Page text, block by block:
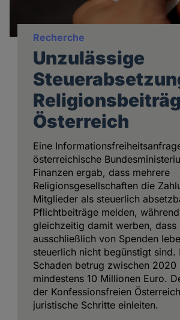
Recherche
Unzulässige
Österreich
Eine
österreichische
Finanzen ergab, dass mehrere
Religionsgesellschaften die
Mitglieder als steuerlich
Pflichtbeiträge melden,
gleichzeitig damit werben, dass
ausschließlich von Spenden
steuerlich nicht begünstigt sind.
Schaden betrug zwischen
mindestens 10 Millionen Euro.
der Konfessionsfreien
juristische Schritte einleiten.